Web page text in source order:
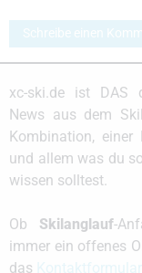
Schreibe einen
xc-ski.de ist DAS
News aus dem
Kombination, einer
und allem was du
wissen solltest.
Ob Skilanglauf-
immer ein offenes
das